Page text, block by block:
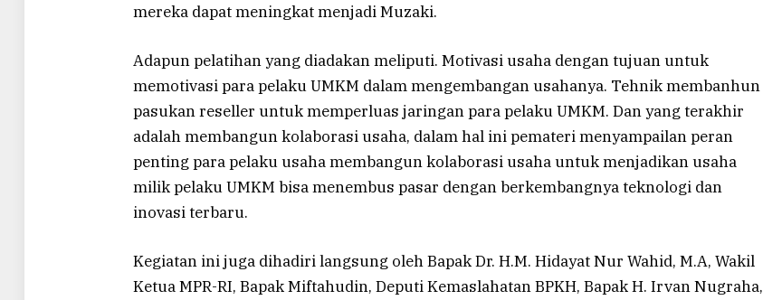
mereka dapat meningkat menjadi Muzaki.
Adapun pelatihan yang diadakan meliputi. Motivasi usaha dengan tujuan untuk
memotivasi para pelaku UMKM dalam mengembangan usahanya. Tehnik membanhun
pasukan reseller untuk memperluas jaringan para pelaku UMKM. Dan yang terakhir
adalah membangun kolaborasi usaha, dalam hal ini pemateri menyampailan peran
penting para pelaku usaha membangun kolaborasi usaha untuk menjadikan usaha
milik pelaku UMKM bisa menembus pasar dengan berkembangnya teknologi dan
inovasi terbaru.
Kegiatan ini juga dihadiri langsung oleh Bapak Dr. H.M. Hidayat Nur Wahid, M.A, Wakil
Ketua MPR-RI, Bapak Miftahudin, Deputi Kemaslahatan BPKH, Bapak H. Irvan Nugraha,